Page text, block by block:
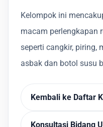
Kelompok ini
macam perlengkapan
seperti cangkir, piring,
asbak dan botol susu
Kembali ke Daftar
Konsultasi Bidang